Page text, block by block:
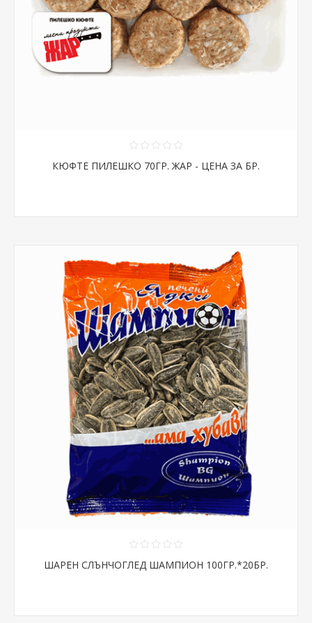
КЮФТЕ ПИЛЕШКО 70ГР. ЖАР - ЦЕНА ЗА БР.
ШАРЕН СЛЪНЧОГЛЕД ШАМПИОН 100ГР.*20БР.